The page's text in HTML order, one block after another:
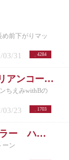
前下がりマッ
4284
03/31
ブルゾンちえみwithB ブリリアンコージ君♪
ちえみwithBの
1703
03/23
アンブレラカラー バイカラー ハイトーン
ン